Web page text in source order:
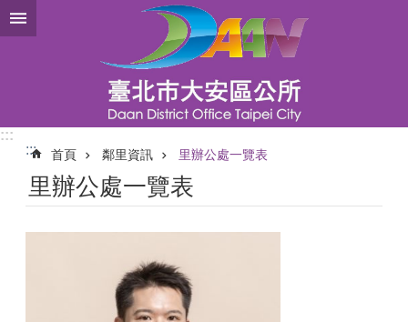
跳到主要內容區塊
:::
:::
首頁 鄰里資訊 里辦公處一覽表
里辦公處一覽表